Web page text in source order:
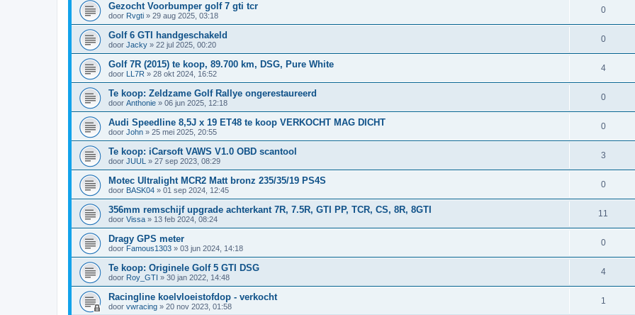
Gezocht Voorbumper golf 7 gti tcr
door Rvgti » 29 aug 2025, 03:18
0
Golf 6 GTI handgeschakeld
door Jacky » 22 jul 2025, 00:20
0
Golf 7R (2015) te koop, 89.700 km, DSG, Pure White
door LL7R » 28 okt 2024, 16:52
4
Te koop: Zeldzame Golf Rallye ongerestaureerd
door Anthonie » 06 jun 2025, 12:18
0
Audi Speedline 8,5J x 19 ET48 te koop VERKOCHT MAG DICHT
door John » 25 mei 2025, 20:55
0
Te koop: iCarsoft VAWS V1.0 OBD scantool
door JUUL » 27 sep 2023, 08:29
3
Motec Ultralight MCR2 Matt bronz 235/35/19 PS4S
door BASK04 » 01 sep 2024, 12:45
0
356mm remschijf upgrade achterkant 7R, 7.5R, GTI PP, TCR, CS, 8R, 8GTI
door Vissa » 13 feb 2024, 08:24
11
Dragy GPS meter
door Famous1303 » 03 jun 2024, 14:18
0
Te koop: Originele Golf 5 GTI DSG
door Roy_GTI » 30 jan 2022, 14:48
4
Racingline koelvloeistofdop - verkocht
door vwracing » 20 nov 2023, 01:58
1